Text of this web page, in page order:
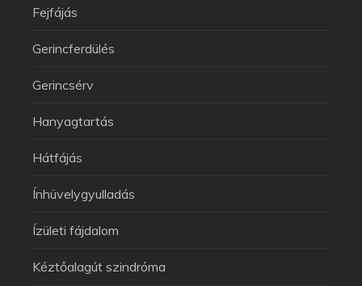
Fejfájás
Gerincferdülés
Gerincsérv
Hanyagtartás
Hátfájás
Ínhüvelygyulladás
Ízületi fájdalom
Kéztőalagút szindróma